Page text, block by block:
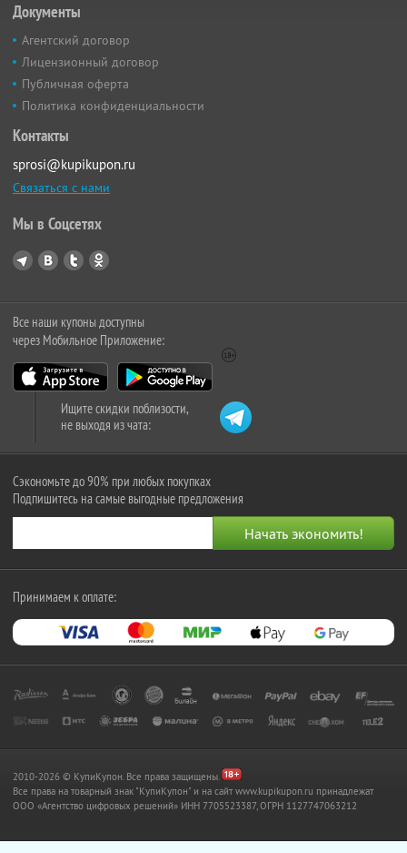
Документы
Агентский договор
Лицензионный договор
Публичная оферта
Политика конфиденциальности
Контакты
sprosi@kupikupon.ru
Связаться с нами
Мы в Соцсетях
Все наши купоны доступны
через Мобильное Приложение:
Ищите скидки поблизости,
не выходя из чата:
Сэкономьте до 90% при любых покупках
Подпишитесь на самые выгодные предложения
Принимаем к оплате:
2010-2026 © КупиКупон. Все права защищены.
Все права на товарный знак "КупиКупон" и на сайт www.kupikupon.ru принадлежат
OOO «Агентство цифровых решений» ИНН 7705523387, ОГРН 1127747063212